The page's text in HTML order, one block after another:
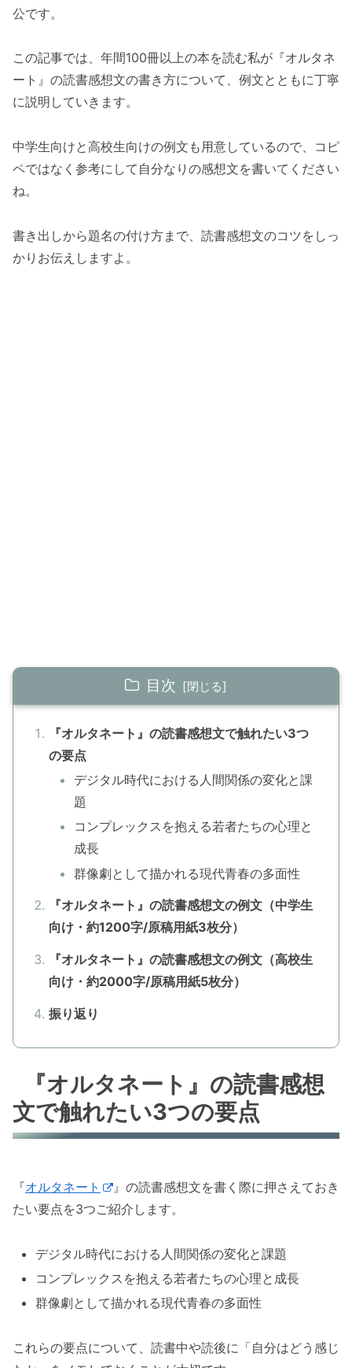
公です。
この記事では、年間100冊以上の本を読む私が『オルタネ
ート』の読書感想文の書き方について、例文とともに丁寧
に説明していきます。
中学生向けと高校生向けの例文も用意しているので、コピ
ペではなく参考にして自分なりの感想文を書いてください
ね。
書き出しから題名の付け方まで、読書感想文のコツをしっ
かりお伝えしますよ。
目次
『オルタネート』の読書感想文で触れたい3つ
の要点
デジタル時代における人間関係の変化と課
題
コンプレックスを抱える若者たちの心理と
成長
群像劇として描かれる現代青春の多面性
『オルタネート』の読書感想文の例文（中学生
向け・約1200字/原稿用紙3枚分）
『オルタネート』の読書感想文の例文（高校生
向け・約2000字/原稿用紙5枚分）
振り返り
『オルタネート』の読書感想
文で触れたい3つの要点
『オルタネート
』の読書感想文を書く際に押さえておき
たい要点を3つご紹介します。
デジタル時代における人間関係の変化と課題
コンプレックスを抱える若者たちの心理と成長
群像劇として描かれる現代青春の多面性
これらの要点について、読書中や読後に「自分はどう感じ